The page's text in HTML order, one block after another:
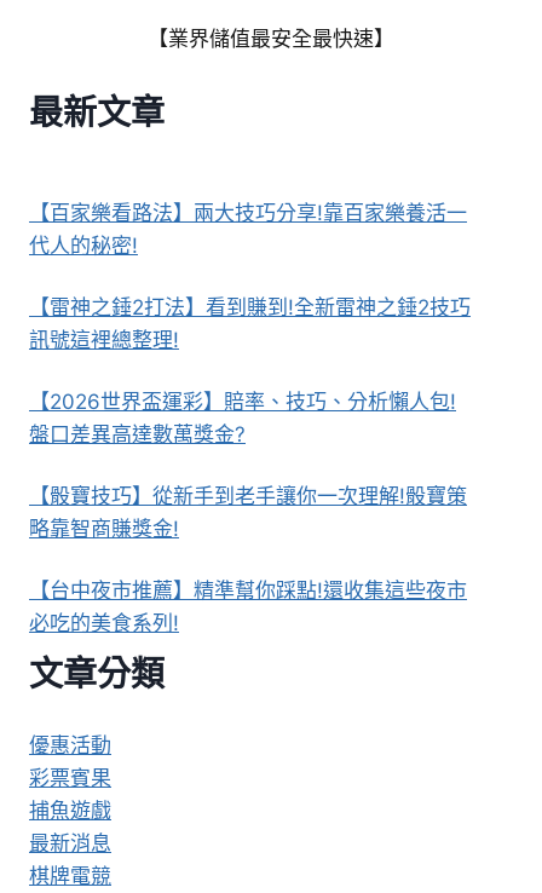
【業界儲值最安全最快速】
最新文章
【百家樂看路法】兩大技巧分享!靠百家樂養活一
代人的秘密!
【雷神之錘2打法】看到賺到!全新雷神之錘2技巧
訊號這裡總整理!
【2026世界盃運彩】賠率、技巧、分析懶人包!
盤口差異高達數萬獎金?
【骰寶技巧】從新手到老手讓你一次理解!骰寶策
略靠智商賺獎金!
【台中夜市推薦】精準幫你踩點!還收集這些夜市
必吃的美食系列!
文章分類
優惠活動
彩票賓果
捕魚遊戲
最新消息
棋牌電競